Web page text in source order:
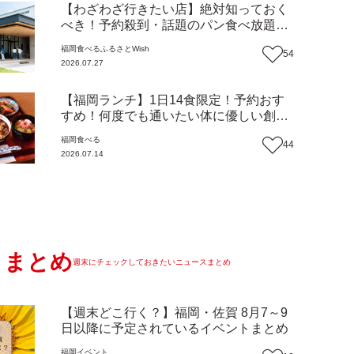
【わざわざ行きたい店】絶対知っておく
べき！予約殺到・話題のパン食べ放題が
ン『bound garden』（福岡・新宮町）
福岡食べるふるさとWish
2026.07.27
54
【福岡ランチ】1日14食限定！予約おす
すめ！何度でも通いたい体に優しい創作
市）【まち歩き】
福岡食べる
2026.07.14
44
まとめ週末にチェックしておきたいニュースまとめ
【週末どこ行く？】福岡・佐賀 8月7～9
日以降に予定されているイベントまとめ
福岡 イベント